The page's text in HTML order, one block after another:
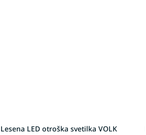
Lesena LED otroška svetilka VOLK